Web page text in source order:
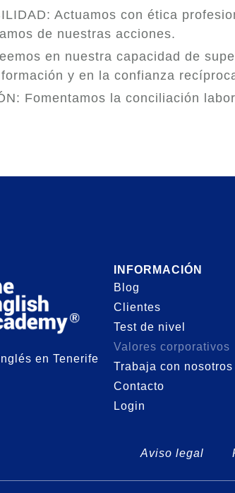
Actuamos con ética
de nuestras acciones.
en nuestra capacidad de
y en la confianza
Fomentamos la conciliación
en Tenerife
INFORMACIÓN
Blog
Clientes
Test de nivel
Valores corporativos
Trabaja con nosotros
Contacto
Login
Aviso legal